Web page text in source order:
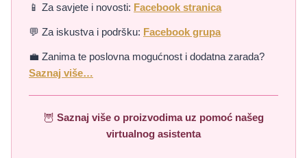
📱 Za savjete i novosti: Facebook stranica
💬 Za iskustva i podršku: Facebook grupa
💼 Zanima te poslovna mogućnost i dodatna zarada?
Saznaj više…
🦉 Saznaj više o proizvodima uz pomoć našeg
virtualnog asistenta